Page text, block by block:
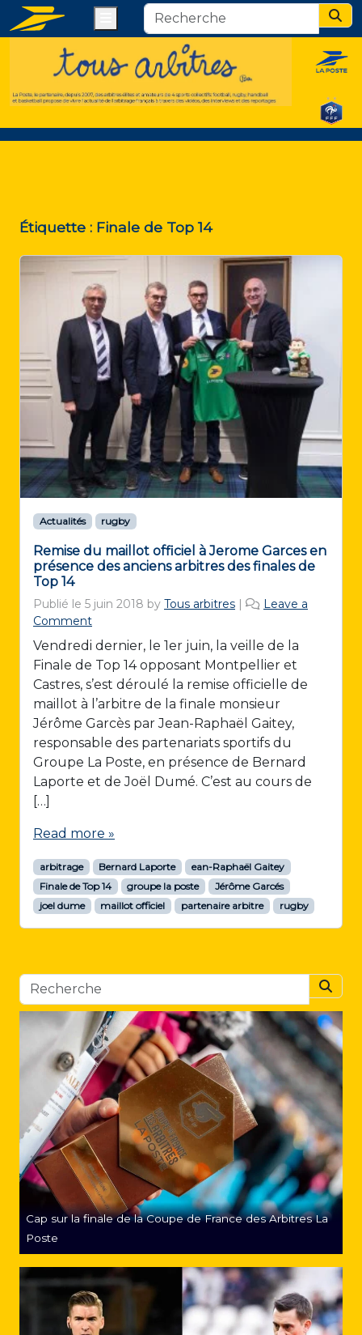
Étiquette : Finale de Top 14
Actualités rugby
Remise du maillot officiel à Jerome Garces en
présence des anciens arbitres des finales de
Top 14
Publié le 5 juin 2018 by Tous arbitres |
Leave a
Comment
Vendredi dernier, le 1er juin, la veille de la
Finale de Top 14 opposant Montpellier et
Castres, s’est déroulé la remise officielle de
maillot à l’arbitre de la finale monsieur
Jérôme Garcès par Jean-Raphaël Gaitey,
responsable des partenariats sportifs du
Groupe La Poste, en présence de Bernard
Laporte et de Joël Dumé. C’est au cours de
[…]
Read more »
arbitrage Bernard Laporte
ean-Raphaël Gaitey
Finale de Top 14
groupe la poste
Jérôme Garcés
joel dume
maillot officiel partenaire arbitre rugby
Cap sur la finale de la Coupe de France des Arbitres La
Poste